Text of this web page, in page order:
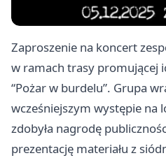
Zaproszenie na koncert
w ramach trasy promującej
“Pożar w burdelu”. Grupa
wcześniejszym występie na
zdobyła nagrodę
prezentację materiału z